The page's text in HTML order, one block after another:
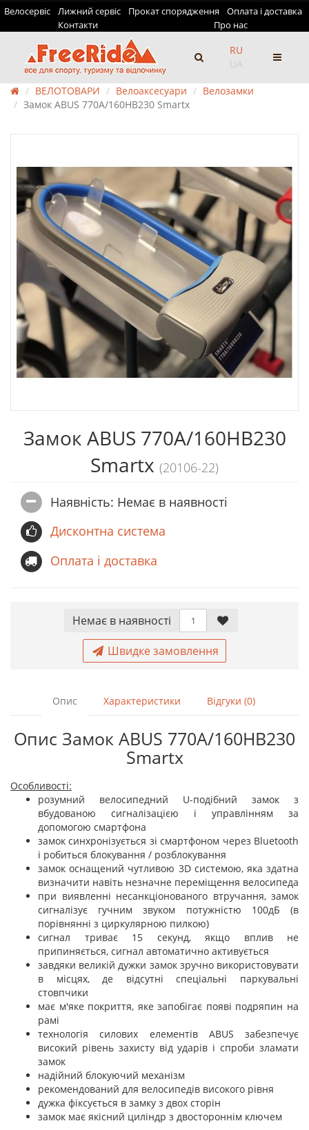
Велосервіс Лижний сервіс Прокат спорядження
Оплата і доставка
Контакти
Про нас
RU
UA
ВЕЛОТОВАРИ Велоаксесуари
Велозамки
Замок ABUS 770A/160HB230 Smartx
Замок ABUS 770A/160HB230
Smartx (20106-22)
Наявність: Немає в наявностi
Дисконтна система
Оплата і доставка
Немає в наявностi
Швидке замовлення
Опис Характеристики Відгуки (0)
Опис Замок ABUS 770A/160HB230
Smartx
Особливості:
розумний велосипедний U-подібний замок з
вбудованою сигналізацією і управлінням за
допомогою смартфона
замок синхронізується зі смартфоном через Bluetooth
і робиться блокування / розблокування
замок оснащений чутливою 3D системою, яка здатна
визначити навіть незначне переміщення велосипеда
при виявленні несанкціонованого втручання, замок
сигналізує гучним звуком потужністю 100дБ (в
порівнянні з циркулярною пилкою)
сигнал триває 15 секунд, якщо вплив не
припиняється, сигнал автоматично активується
завдяки великій дужки замок зручно використовувати
в місцях, де відсутні спеціальні паркувальні
стовпчики
має м'яке покриття, яке запобігає появі подряпин на
рамі
технологія силових елементів ABUS забезпечує
високий рівень захисту від ударів і спроби зламати
замок
надійний блокуючий механізм
рекомендований для велосипедів високого рівня
дужка фіксується в замку з двох сторін
замок має якісний циліндр з двостороннім ключем